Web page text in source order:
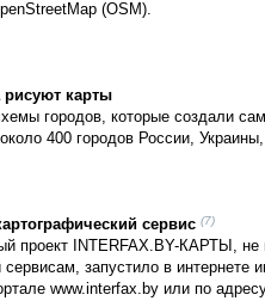
(OSM).
рисуют карты
городов, которые создали
400 городов России,
сервис (7)
проект INTERFAX.BY-КАРТЫ,
запустило в интернете
www.interfax.by или по